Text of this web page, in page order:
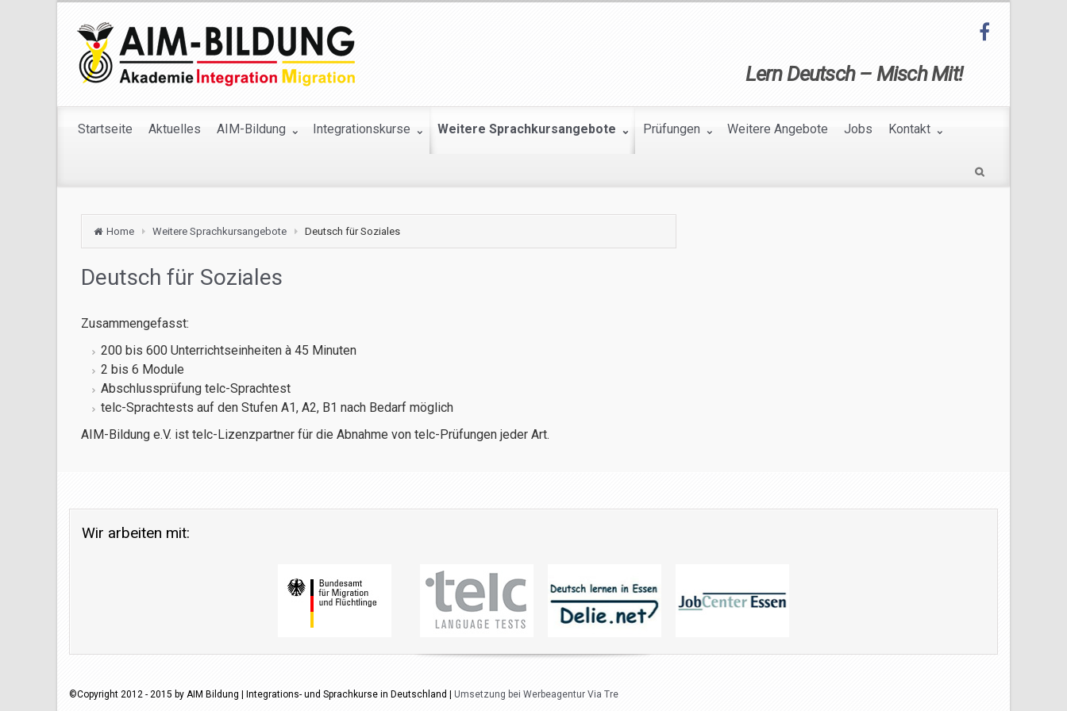
Lern Deutsch – Misch Mit!
Startseite Aktuelles AIM-Bildung Integrationskurse Weitere Sprachkursangebote Prüfungen Weitere Angebote Jobs Kontakt
Home Weitere Sprachkursangebote Deutsch für Soziales
Deutsch für Soziales
Zusammengefasst:
200 bis 600 Unterrichtseinheiten à 45 Minuten
2 bis 6 Module
Abschlussprüfung telc-Sprachtest
telc-Sprachtests auf den Stufen A1, A2, B1 nach Bedarf möglich
AIM-Bildung e.V. ist telc-Lizenzpartner für die Abnahme von telc-Prüfungen jeder Art.
Wir arbeiten mit:
©Copyright 2012 - 2015 by AIM Bildung | Integrations- und Sprachkurse in Deutschland | Umsetzung bei Werbeagentur Via Tre